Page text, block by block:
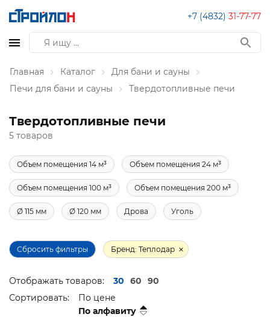
+7 (4832) 31-77-77
Главная Каталог
Для бани и сауны
Печи для бани и сауны
Твердотопливные печи
Твердотопливные печи
5 товаров
Объем помещения 14 м³ Объем помещения 24 м³
Объем помещения 100 м³ Объем помещения 200 м³
Ø 115 мм Ø 120 мм Дрова Уголь
Сбросить фильтры Бренд: Теплодар
Отображать товаров: 30 60
90
Сортировать:
По цене
По алфавиту